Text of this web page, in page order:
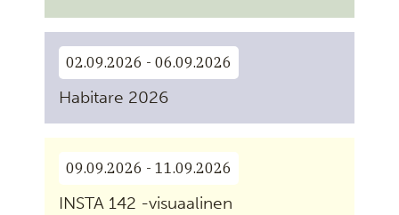
02.09.2026 - 06.09.2026
Habitare 2026
09.09.2026 - 11.09.2026
INSTA 142 -visuaalinen